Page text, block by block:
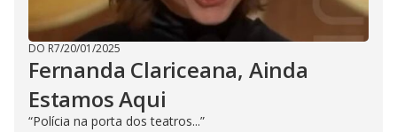
DO R7/20/01/2025
Fernanda Clariceana, Ainda
Estamos Aqui
“Polícia na porta dos teatros...”